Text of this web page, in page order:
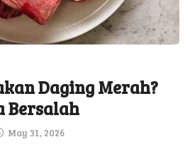
Daging Merah?
Bersalah
May 31, 2026